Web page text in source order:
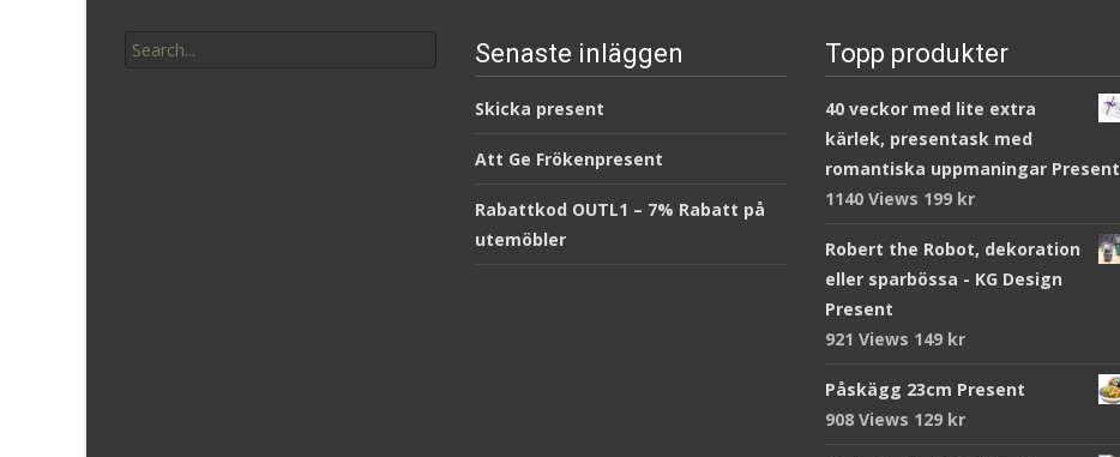
for:
Senaste inläggen
Skicka present
Att Ge Frökenpresent
Rabattkod OUTL1 – 7% Rabatt på
utemöbler
Topp produkter
40 veckor med lite extra
kärlek, presentask med
romantiska uppmaningar Present
1140 Views 199 kr
Robert the Robot, dekoration
eller sparbössa - KG Design
Present
921 Views 149 kr
Påskägg 23cm Present
908 Views 129 kr